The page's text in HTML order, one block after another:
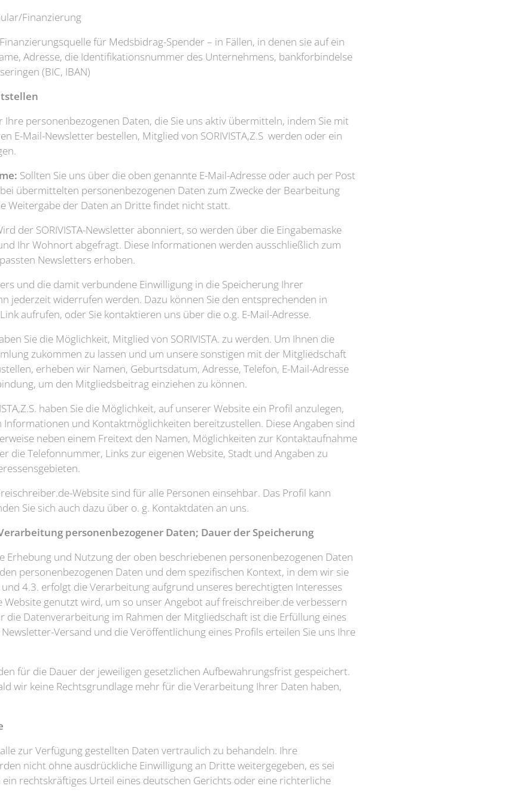
Finanzierung
für Medsbidrag-Spender – in Fällen, in denen sie auf ein
Adresse, die Identifikationsnummer des Unternehmens, bankforbindelse
(BIC, IBAN)
personenbezogenen Daten, die Sie uns aktiv übermitteln, indem Sie mit
E-Mail-Newsletter bestellen, Mitglied von SORIVISTA,Z.S werden oder ein
Sollten Sie uns über die oben genannte E-Mail-Adresse oder auch per Post
übermittelten personenbezogenen Daten zum Zwecke der Bearbeitung
Weitergabe der Daten an Dritte findet nicht statt.
der SORIVISTA-Newsletter abonniert, so werden über die Eingabemaske
Ihr Wohnort abgefragt. Diese Informationen werden ausschließlich zum
Newsletters erhoben.
und die damit verbundene Einwilligung in die Speicherung Ihrer
jederzeit widerrufen werden. Dazu können Sie den entsprechenden in
aufrufen, oder Sie kontaktieren uns über die o.g. E-Mail-Adresse.
Sie die Möglichkeit, Mitglied von SORIVISTA. zu werden. Um Ihnen die
zukommen zu lassen und um unsere sonstigen mit der Mitgliedschaft
erheben wir Namen, Geburtsdatum, Adresse, Telefon, E-Mail-Adresse
um den Mitgliedsbeitrag einziehen zu können.
haben Sie die Möglichkeit, auf unserer Website ein Profil anzulegen,
und Kontaktmöglichkeiten bereitzustellen. Diese Angaben sind
neben einem Freitext den Namen, Möglichkeiten zur Kontaktaufnahme
die Telefonnummer, Links zur eigenen Website, Stadt und Angaben zu
Website sind für alle Personen einsehbar. Das Profil kann
Sie sich auch dazu über o. g. Kontaktdaten an uns.
personenbezogener Daten; Dauer der Speicherung
Erhebung und Nutzung der oben beschriebenen personenbezogenen Daten
personenbezogenen Daten und dem spezifischen Kontext, in dem wir sie
4.3. erfolgt die Verarbeitung aufgrund unseres berechtigten Interesses
Website genutzt wird, um so unser Angebot auf freischreiber.de verbessern
die Datenverarbeitung im Rahmen der Mitgliedschaft ist die Erfüllung eines
Versand und die Veröffentlichung eines Profils erteilen Sie uns Ihre
für die Dauer der jeweiligen gesetzlichen Aufbewahrungsfrist gespeichert.
wir keine Rechtsgrundlage mehr für die Verarbeitung Ihrer Daten haben,
zur Verfügung gestellten Daten vertraulich zu behandeln. Ihre
nicht ohne ausdrückliche Einwilligung an Dritte weitergegeben, es sei
rechtskräftiges Urteil eines deutschen Gerichts oder eine richterliche